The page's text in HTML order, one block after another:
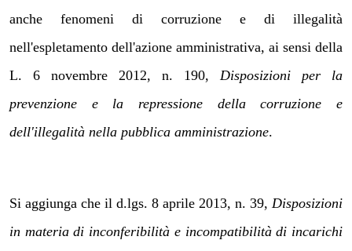
anche fenomeni di corruzione e di illegalità
nell'espletamento dell'azione amministrativa, ai sensi della
L. 6 novembre 2012, n. 190, Disposizioni per la
prevenzione e la repressione della corruzione e
dell'illegalità nella pubblica amministrazione.
Si aggiunga che il d.lgs. 8 aprile 2013, n. 39, Disposizioni
in materia di inconferibilità e incompatibilità di incarichi